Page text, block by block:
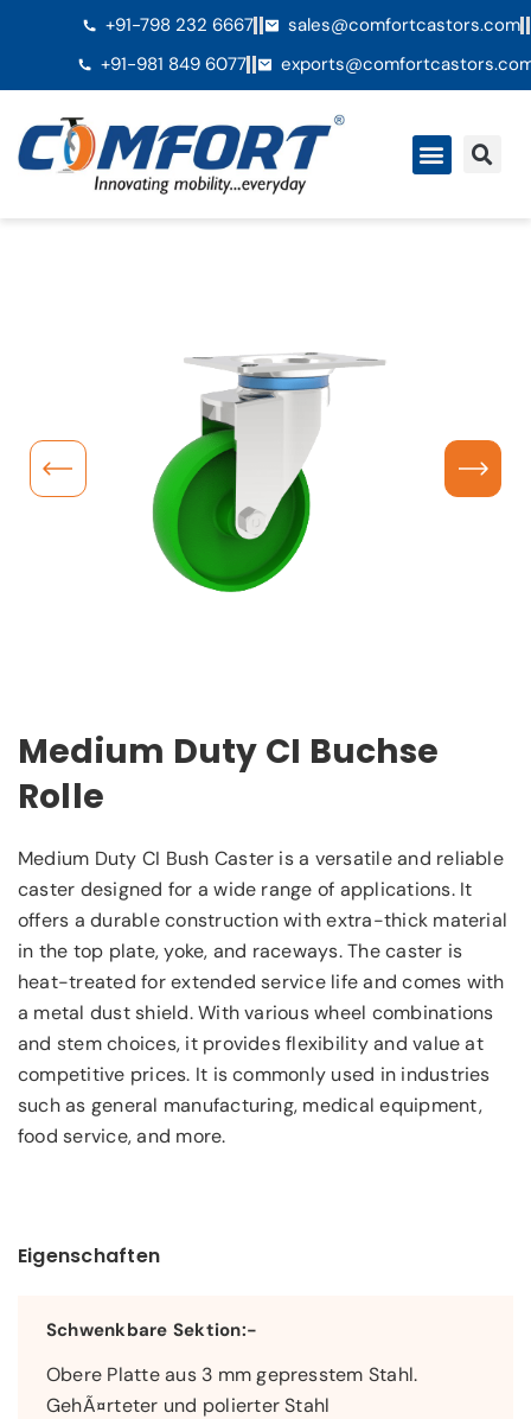
+91-798 232 6667
sales@comfortcastors.com
+91-981 849 6077
Medium Duty CI Buchse
Rolle
Medium Duty CI Bush Caster is a versatile and reliable
caster designed for a wide range of applications. It
offers a durable construction with extra-thick material
in the top plate, yoke, and raceways. The caster is
heat-treated for extended service life and comes with
a metal dust shield. With various wheel combinations
and stem choices, it provides flexibility and value at
competitive prices. It is commonly used in industries
such as general manufacturing, medical equipment,
food service, and more.
Eigenschaften
Schwenkbare Sektion:-
Obere Platte aus 3 mm gepresstem Stahl.
GehÃ¤rteter und polierter Stahl